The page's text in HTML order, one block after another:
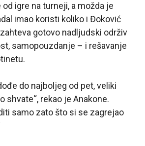
igre na turneji, a možda je
imao koristi koliko i Đoković
gotovo nadljudski održiv
samopouzdanje – i rešavanje
do najboljeg od pet, veliki
shvate“, rekao je Anakone.
samo zato što si se zagrejao